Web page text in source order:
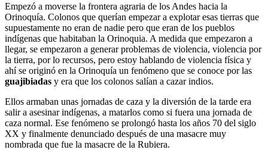
Empezó a moverse la frontera agraria de los Andes hacia la
Orinoquía. Colonos que querían empezar a explotar esas tierras que
supuestamente no eran de nadie pero que eran de los pueblos
indígenas que habitaban la Orinoquia. A medida que empezaron a
llegar, se empezaron a generar problemas de violencia, violencia por
la tierra, por lo recursos, pero estoy hablando de violencia física y
ahí se originó en la Orinoquía un fenómeno que se conoce por las
guajibiadas y era que los colonos salían a cazar indios.
Ellos armaban unas jornadas de caza y la diversión de la tarde era
salir a asesinar indígenas, a matarlos como si fuera una jornada de
caza normal. Ese fenómeno se prolongó hasta los años 70 del siglo
XX y finalmente denunciado después de una masacre muy
nombrada que fue la masacre de la Rubiera.